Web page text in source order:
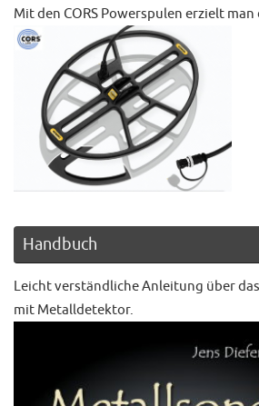
Mit den CORS Powerspulen erzielt
Handbuch
Leicht verständliche Anleitung über
mit Metalldetektor.